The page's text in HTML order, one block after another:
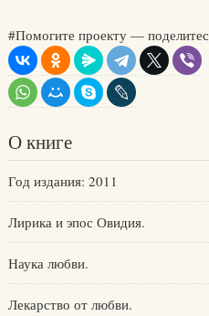
#Помогите проекту —
О книге
Год издания: 2011
Лирика и эпос Овидия.
Наука любви.
Лекарство от любви.